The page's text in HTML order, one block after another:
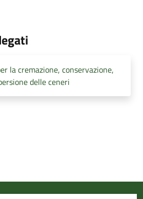
la cremazione, conservazione,
delle ceneri